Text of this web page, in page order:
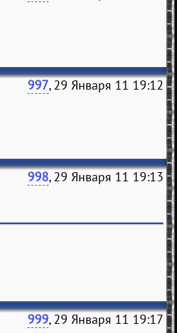
997, 29 Января 11 19:12
998, 29 Января 11 19:13
999, 29 Января 11 19:17